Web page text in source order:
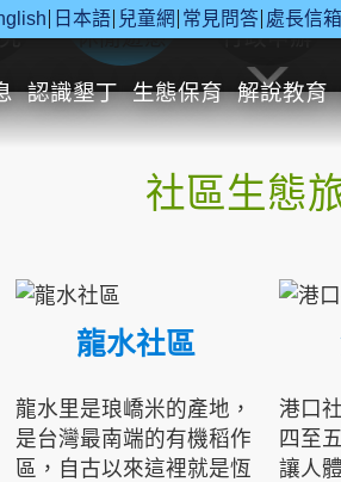
日本語 兒童網 常見問答 處長信箱
認識墾丁 生態保育 解說教育
休閒遊憩 行政申辦
社區生態
龍水社區
龍水里是琅嶠米的產地，
是台灣最南端的有機稻作
區，自古以來這裡就是恆
港口
四至
讓人